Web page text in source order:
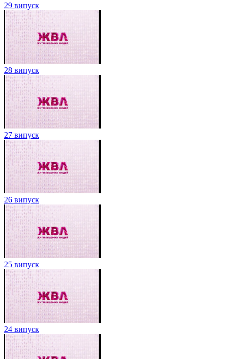
29 випуск
28 випуск
27 випуск
26 випуск
25 випуск
24 випуск